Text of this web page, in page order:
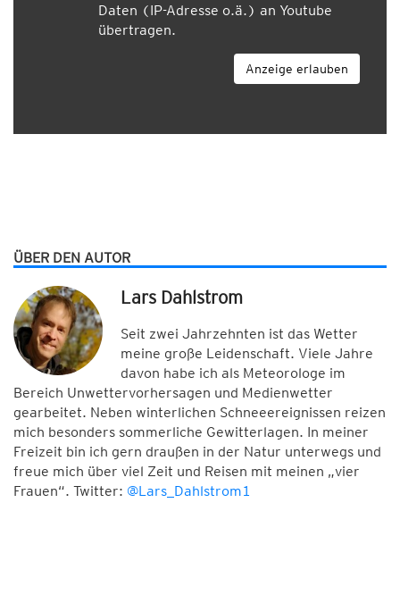
Daten (IP-Adresse o.ä.) an Youtube
übertragen.
Anzeige erlauben
ÜBER DEN AUTOR
Lars Dahlstrom
Seit zwei Jahrzehnten ist das Wetter
meine große Leidenschaft. Viele Jahre
davon habe ich als Meteorologe im
Bereich Unwettervorhersagen und Medienwetter
gearbeitet. Neben winterlichen Schneeereignissen reizen
mich besonders sommerliche Gewitterlagen. In meiner
Freizeit bin ich gern draußen in der Natur unterwegs und
freue mich über viel Zeit und Reisen mit meinen „vier
Frauen“. Twitter: @Lars_Dahlstrom1